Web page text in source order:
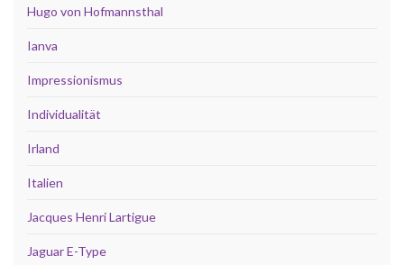
Hugo von Hofmannsthal
Ianva
Impressionismus
Individualität
Irland
Italien
Jacques Henri Lartigue
Jaguar E-Type